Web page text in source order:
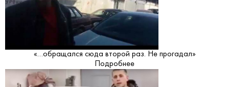
«…обращался сюда второй раз. Не прогадал»
Подробнее